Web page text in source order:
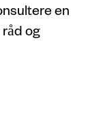
en
og